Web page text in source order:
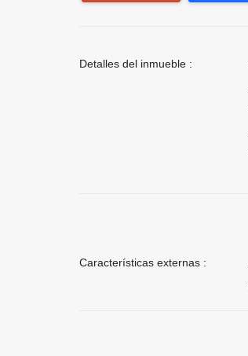
Detalles del inmueble :
Características externas :